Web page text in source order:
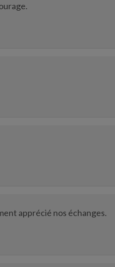
apprécié nos échanges.